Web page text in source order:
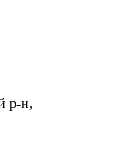
р-н,